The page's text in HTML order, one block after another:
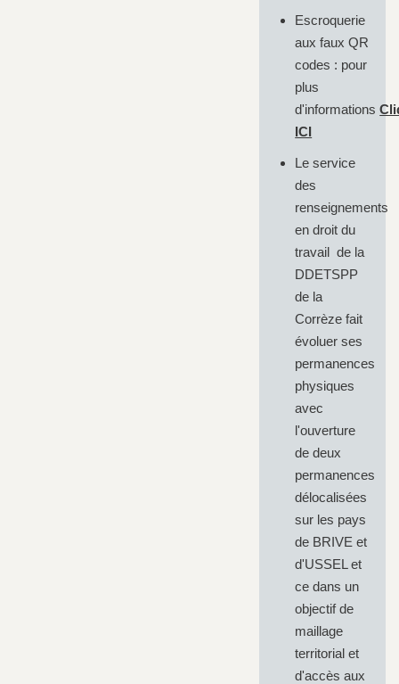
Escroquerie
aux faux QR
codes : pour
plus
d'informations
ICI
Le service
des
renseignements
en droit du
travail de la
DDETSPP
de la
Corrèze fait
évoluer ses
permanences
physiques
avec
l'ouverture
de deux
permanences
délocalisées
sur les pays
de BRIVE et
d'USSEL et
ce dans un
objectif de
maillage
territorial et
d'accès aux